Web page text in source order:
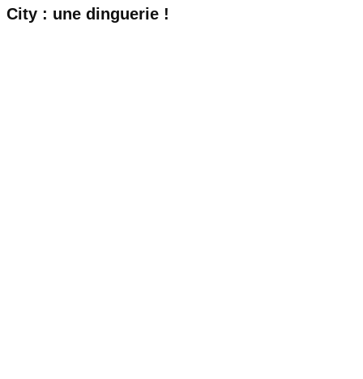
City : une dinguerie !